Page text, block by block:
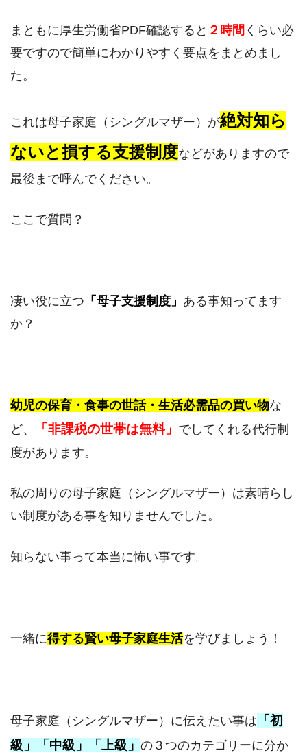
まともに厚生労働省PDF確認すると ２時間 くらい必
要ですので簡単にわかりやすく要点をまとめまし
た。
これは母子家庭（シングルマザー）が絶対知ら
ないと損する支援制度などがありますので
最後まで呼んでください。
ここで質問？
凄い役に立つ 「母子支援制度」 ある事知ってます
か？
幼児の保育・食事の世話・生活必需品の買い物な
ど、
「非課税の世帯は無料」 でしてくれる代行制
度があります。
私の周りの母子家庭（シングルマザー）は素晴らし
い制度がある事を知りませんでした。
知らない事って本当に怖い事です。
一緒に得する賢い母子家庭生活を学びましょう！
母子家庭（シングルマザー）に伝えたい事は 「初
級」「中級」「上級」 の３つのカテゴリーに分か